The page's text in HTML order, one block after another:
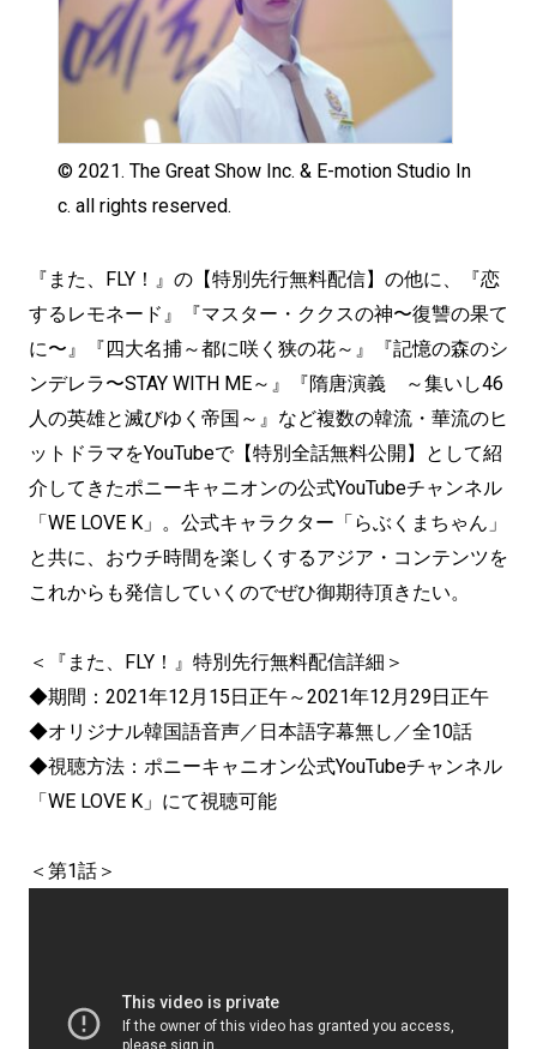
© 2021. The Great Show Inc. & E-motion Studio In
c. all rights reserved.
『また、FLY！』の【特別先行無料配信】の他に、『恋
するレモネード』『マスター・ククスの神〜復讐の果て
に〜』『四大名捕～都に咲く狭の花～』『記憶の森のシ
ンデレラ〜STAY WITH ME～』『隋唐演義 ～集いし46
人の英雄と滅びゆく帝国～』など複数の韓流・華流のヒ
ットドラマをYouTubeで【特別全話無料公開】として紹
介してきたポニーキャニオンの公式YouTubeチャンネル
「WE LOVE K」。公式キャラクター「らぶくまちゃん」
と共に、おウチ時間を楽しくするアジア・コンテンツを
これからも発信していくのでぜひ御期待頂きたい。
＜『また、FLY！』特別先行無料配信詳細＞
◆期間：2021年12月15日正午～2021年12月29日正午
◆オリジナル韓国語音声／日本語字幕無し／全10話
◆視聴方法：ポニーキャニオン公式YouTubeチャンネル
「WE LOVE K」にて視聴可能
＜第1話＞